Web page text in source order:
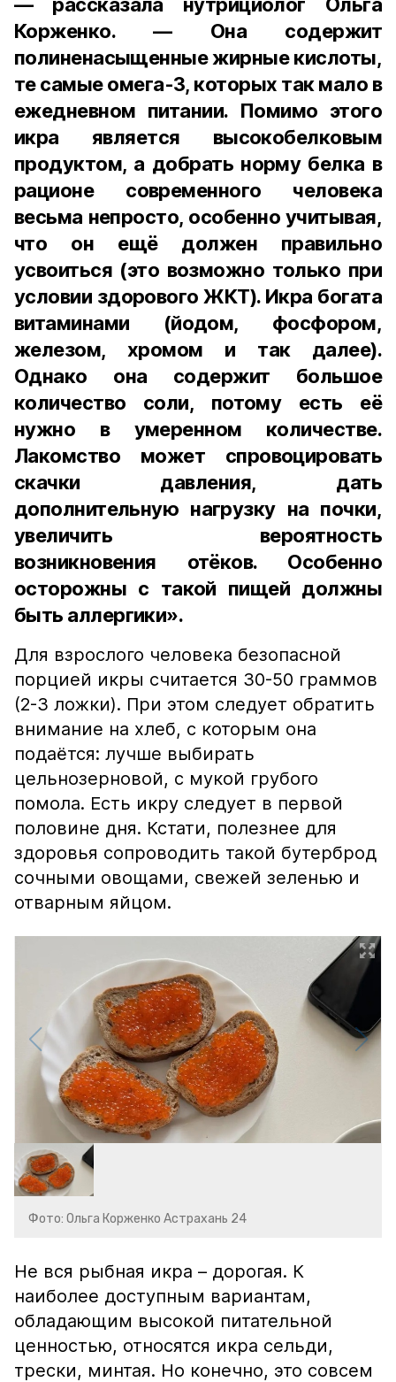
Корженко. — Она содержит
полиненасыщенные жирные кислоты,
те самые омега-3, которых так мало в
ежедневном питании. Помимо этого
икра является высокобелковым
продуктом, а добрать норму белка в
рационе современного человека
весьма непросто, особенно учитывая,
что он ещё должен правильно
усвоиться (это возможно только при
условии здорового ЖКТ). Икра богата
витаминами (йодом, фосфором,
железом, хромом и так далее).
Однако она содержит большое
количество соли, потому есть её
нужно в умеренном количестве.
Лакомство может спровоцировать
скачки давления, дать
дополнительную нагрузку на почки,
увеличить вероятность
возникновения отёков. Особенно
осторожны с такой пищей должны
быть аллергики».
Для взрослого человека безопасной
порцией икры считается 30-50 граммов
(2-3 ложки). При этом следует обратить
внимание на хлеб, с которым она
подаётся: лучше выбирать
цельнозерновой, с мукой грубого
помола. Есть икру следует в первой
половине дня. Кстати, полезнее для
здоровья сопроводить такой бутерброд
сочными овощами, свежей зеленью и
отварным яйцом.
Фото: Ольга Корженко Астрахань 24
Не вся рыбная икра – дорогая. К
наиболее доступным вариантам,
обладающим высокой питательной
ценностью, относятся икра сельди,
трески, минтая. Но конечно, это совсем